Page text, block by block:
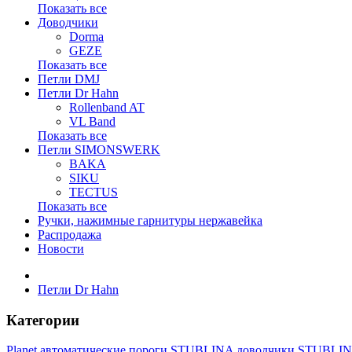
Показать все
Доводчики
Dorma
GEZE
Показать все
Петли DMJ
Петли Dr Hahn
Rollenband AT
VL Band
Показать все
Петли SIMONSWERK
BAKA
SIKU
TECTUS
Показать все
Ручки, нажимные гарнитуры нержавейка
Распродажа
Новости
Петли Dr Hahn
Категории